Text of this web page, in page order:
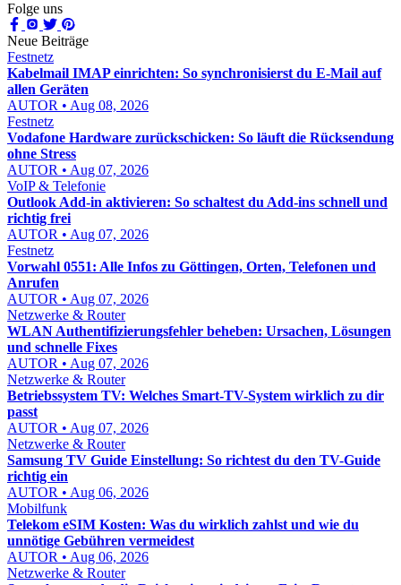
Folge uns
Neue Beiträge
Festnetz
Kabelmail IMAP einrichten: So synchronisierst du E-Mail auf
allen Geräten
AUTOR • Aug 08, 2026
Festnetz
Vodafone Hardware zurückschicken: So läuft die Rücksendung
ohne Stress
AUTOR • Aug 07, 2026
VoIP & Telefonie
Outlook Add-in aktivieren: So schaltest du Add-ins schnell und
richtig frei
AUTOR • Aug 07, 2026
Festnetz
Vorwahl 0551: Alle Infos zu Göttingen, Orten, Telefonen und
Anrufen
AUTOR • Aug 07, 2026
Netzwerke & Router
WLAN Authentifizierungsfehler beheben: Ursachen, Lösungen
und schnelle Fixes
AUTOR • Aug 07, 2026
Netzwerke & Router
Betriebssystem TV: Welches Smart-TV-System wirklich zu dir
passt
AUTOR • Aug 07, 2026
Netzwerke & Router
Samsung TV Guide Einstellung: So richtest du den TV-Guide
richtig ein
AUTOR • Aug 06, 2026
Mobilfunk
Telekom eSIM Kosten: Was du wirklich zahlst und wie du
unnötige Gebühren vermeidest
AUTOR • Aug 06, 2026
Netzwerke & Router